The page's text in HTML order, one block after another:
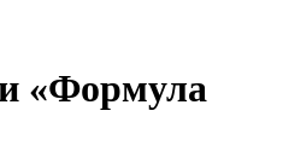
«Формула